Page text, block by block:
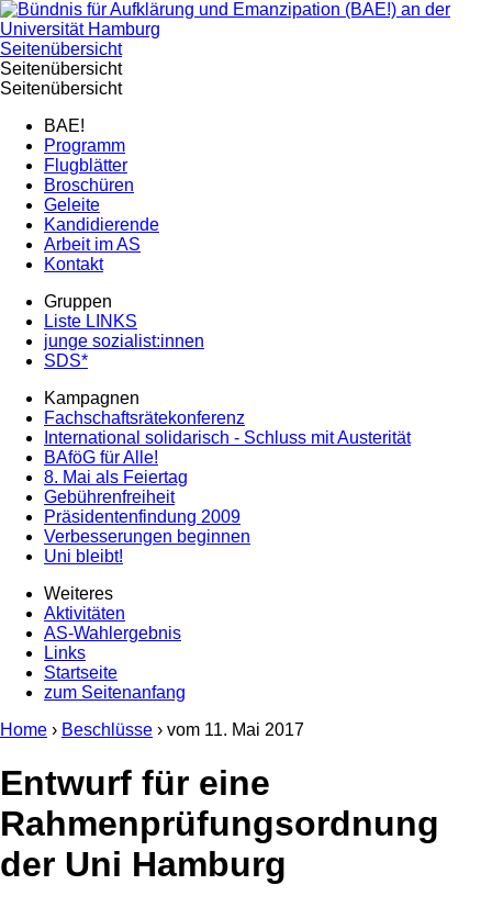
Seitenübersicht
Seitenübersicht
Seitenübersicht
BAE!
Programm
Flugblätter
Broschüren
Geleite
Kandidierende
Arbeit im AS
Kontakt
Gruppen
Liste LINKS
junge sozialist:innen
SDS*
Kampagnen
Fachschaftsrätekonferenz
International solidarisch - Schluss mit Austerität
BAföG für Alle!
8. Mai als Feiertag
Gebührenfreiheit
Präsidentenfindung 2009
Verbesserungen beginnen
Uni bleibt!
Weiteres
Aktivitäten
AS-Wahlergebnis
Links
Startseite
zum Seitenanfang
Home › Beschlüsse › vom 11. Mai 2017
Entwurf für eine
Rahmenprüfungsordnung
der Uni Hamburg